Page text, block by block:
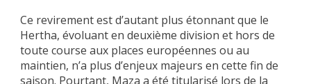
Ce revirement est d’autant plus étonnant que le
Hertha, évoluant en deuxième division et hors de
toute course aux places européennes ou au
maintien, n’a plus d’enjeux majeurs en cette fin de
saison. Pourtant, Maza a été titularisé lors de la